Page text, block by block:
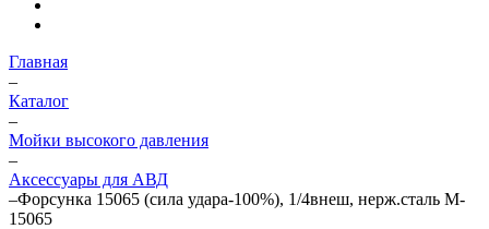
Главная
–
Каталог
–
Мойки высокого давления
–
Аксессуары для АВД
–Форсунка 15065 (сила удара-100%), 1/4внеш, нерж.сталь M-
15065